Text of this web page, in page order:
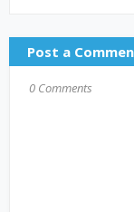
Post a
0 Comments